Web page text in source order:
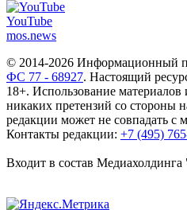
YouTube
mos.news
© 2014-2026 Информационный
ФС 77 - 68927. Настоящий
18+. Использование материалов
никаких претензий со
редакции может не совпадать с
Контакты редакции: +7 (495)
Входит в состав